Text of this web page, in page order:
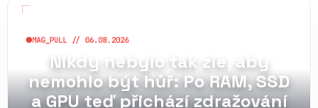
Nikdy nebylo tak zle, aby
nemohlo být hůř: Po RAM, SSD
a GPU teď přichází zdražování
základních desek